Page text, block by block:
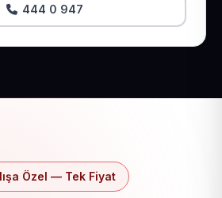
444 0 947
Özel — Tek Fiyat